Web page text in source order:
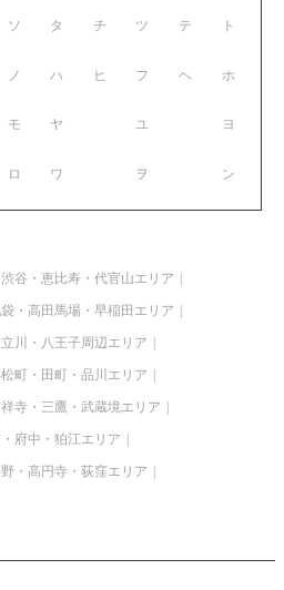
ソ
ノ
モ
ロ
タ チ ツ テ ト
ハ ヒ フ ヘ ホ
ヤ ユ ヨ
ワ ヲ ン
渋谷・恵比寿・代官山エリア
・高田馬場・早稲田エリア
立川・八王子周辺エリア
町・田町・品川エリア
寺・三鷹・武蔵境エリア
府中・狛江エリア
・高円寺・荻窪エリア